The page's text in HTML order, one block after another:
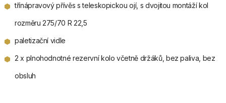
třínápravový přívěs s teleskopickou ojí, s dvojitou montáží kol
rozměru 275/70 R 22,5
paletizační vidle
2 x plnohodnotné rezervní kolo včetně držáků, bez paliva, bez
obsluh